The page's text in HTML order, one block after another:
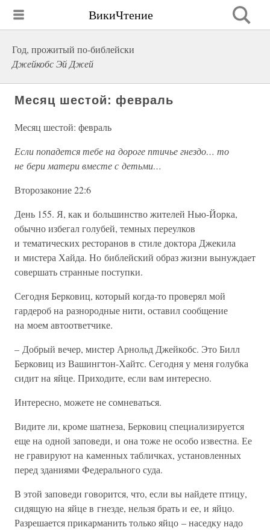
ВикиЧтение
Год, прожитый по-библейски
Джейкобс Эй Джей
Месяц шестой: февраль
Месяц шестой: февраль
Если попадется тебе на дороге птичье гнездо… то
не бери матери вместе с детьми…
Второзаконие 22:6
День 155. Я, как и большинство жителей Нью-Йорка,
обычно избегал голубей, темных переулков
и тематических ресторанов в стиле доктора Джекила
и мистера Хайда. Но библейский образ жизни вынуждает
совершать странные поступки.
Сегодня Берковиц, который когда-то проверял мой
гардероб на разнородные нити, оставил сообщение
на моем автоответчике.
– Добрый вечер, мистер Арнольд Джейкобс. Это Билл
Берковиц из Вашингтон-Хайтс. Сегодня у меня голубка
сидит на яйце. Приходите, если вам интересно.
Интересно, можете не сомневаться.
Видите ли, кроме шатнеза, Берковиц специализируется
еще на одной заповеди, и она тоже не особо известна. Ее
не гравируют на каменных табличках, установленных
перед зданиями Федерального суда.
В этой заповеди говорится, что, если вы найдете птицу,
сидящую на яйце в гнезде, нельзя брать и ее, и яйцо.
Разрешается прикарманить только яйцо – наседку надо